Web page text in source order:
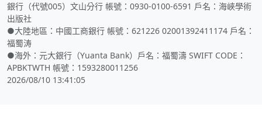
銀行（代號005）文山分行 帳號：0930-0100-6591 戶名：海峽學術
出版社
●大陸地區：中國工商銀行 帳號：621226 02001392411174 戶名：
福蜀涛
●海外：元大銀行（Yuanta Bank）戶名：福蜀濤 SWIFT CODE：
APBKTWTH 帳號：1593280011256
2026/08/10 13:41:05